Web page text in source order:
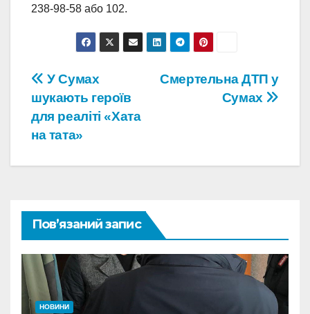
238-98-58 або 102.
Навігація
записів
Смертельна ДТП у
Сумах
У Сумах
шукають героїв
для реаліті «Хата
на тата»
Пов’язаний запис
НОВИНИ